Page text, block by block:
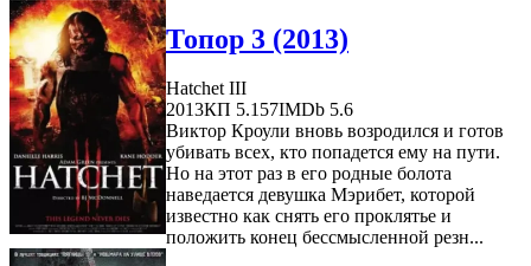
Топор 3 (2013)
Hatchet III
2013КП 5.157IMDb 5.6
Виктор Кроули вновь возродился и готов
убивать всех, кто попадется ему на пути.
Но на этот раз в его родные болота
наведается девушка Мэрибет, которой
известно как снять его проклятье и
положить конец бессмысленной резн...